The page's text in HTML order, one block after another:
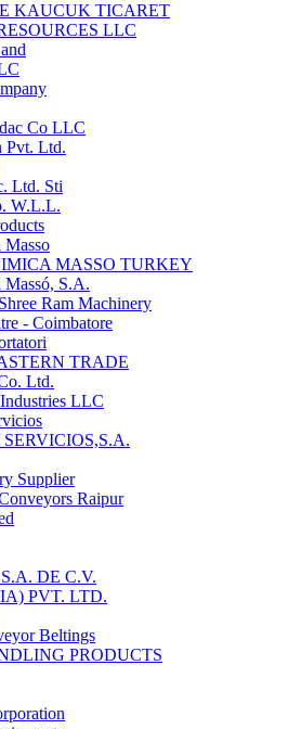
KAUCUK TICARET
LLC
Co LLC
Pvt. Ltd.
Ltd. Sti
W.L.L.
Masso
MASSO TURKEY
S.A.
Ram Machinery
- Coimbatore
TRADE
Ltd.
LLC
Supplier
Raipur
DE C.V.
PVT. LTD.
Beltings
PRODUCTS